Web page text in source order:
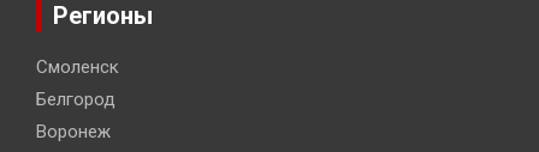
Регионы
Смоленск
Белгород
Воронеж